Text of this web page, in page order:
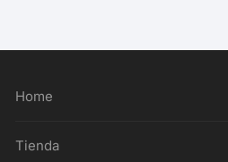
Home
Tienda